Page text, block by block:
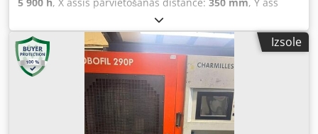
5 900 h, X assis pārvietošanās distance: 350 mm, Y ass
220 mm
attālums:220 mm, Stieples diametrs 0,1–0,3 mm
Automātiska atkārtotā ievēršanas sistēma Ūdensvanna
Darba stundas: 5900 h Pārvietošanas ceļi: X – 350 mm Y –
220 mm Dsdpfx Anowzyr Ae Ijck Z – 220 mm U – 350 mm V
– 220 mm Ražošanas gads: 2008
Izsole